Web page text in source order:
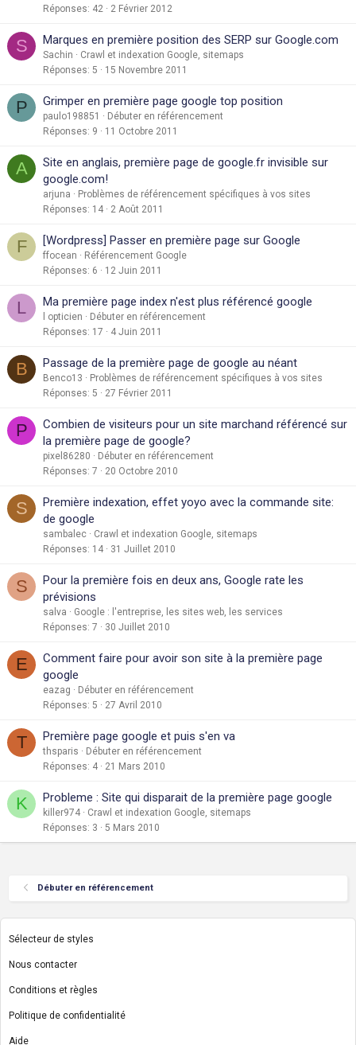
Réponses 42 2 Février 2012
S Marques en première position des SERP sur Google.com
Sachin
Crawl et indexation Google, sitemaps
Réponses 5 15 Novembre 2011
P Grimper en première page google top position
paulo198851
Débuter en référencement
Réponses 9 11 Octobre 2011
A
Site en anglais, première page de google.fr invisible sur
google.com!
arjuna
Problèmes de référencement spécifiques à vos sites
Réponses 14 2 Août 2011
F [Wordpress] Passer en première page sur Google
ffocean
Référencement Google
Réponses 6 12 Juin 2011
L Ma première page index n'est plus référencé google
l opticien
Débuter en référencement
Réponses 17 4 Juin 2011
B Passage de la première page de google au néant
Benco13
Problèmes de référencement spécifiques à vos sites
Réponses 5 27 Février 2011
P
Combien de visiteurs pour un site marchand référencé sur
la première page de google?
pixel86280
Débuter en référencement
Réponses 7 20 Octobre 2010
S
Première indexation, effet yoyo avec la commande site:
de google
sambalec
Crawl et indexation Google, sitemaps
Réponses 14 31 Juillet 2010
S
Pour la première fois en deux ans, Google rate les
prévisions
salva
Google : l'entreprise, les sites web, les services
Réponses 7 30 Juillet 2010
E
Comment faire pour avoir son site à la première page
google
eazag
Débuter en référencement
Réponses 5 27 Avril 2010
T Première page google et puis s'en va
thsparis
Débuter en référencement
Réponses 4 21 Mars 2010
K Probleme : Site qui disparait de la première page google
killer974
Crawl et indexation Google, sitemaps
Réponses 3 5 Mars 2010
Débuter en référencement
Sélecteur de styles
Nous contacter
Conditions et règles
Politique de confidentialité
Aide